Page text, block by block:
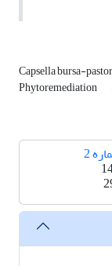
Capsella bursa-
Phytoremediation